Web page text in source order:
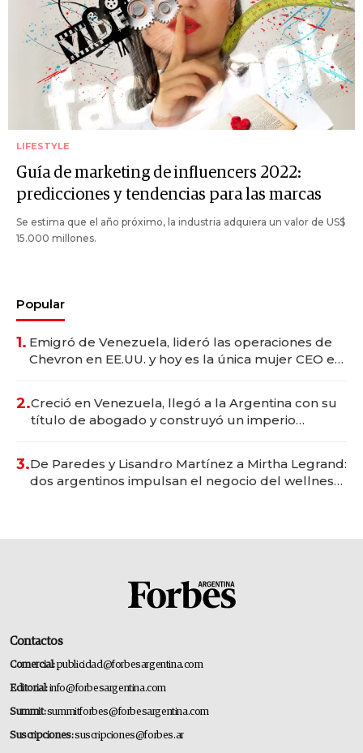
LIFESTYLE
Guía de marketing de influencers 2022:
predicciones y tendencias para las marcas
Se estima que el año próximo, la industria adquiera un valor de US$
15.000 millones.
Popular
1. Emigró de Venezuela, lideró las operaciones de
Chevron en EE.UU. y hoy es la única mujer CEO en
2.Creció en Venezuela, llegó a la Argentina con su
título de abogado y construyó un imperio
3.De Paredes y Lisandro Martínez a Mirtha Legrand:
dos argentinos impulsan el negocio del wellness
Contactos
Comercial:publicidad@forbesargentina.com
Editorial:info@forbesargentina.com
Summit:summitforbes@forbesargentina.com
Suscripciones:suscripciones@forbes.ar